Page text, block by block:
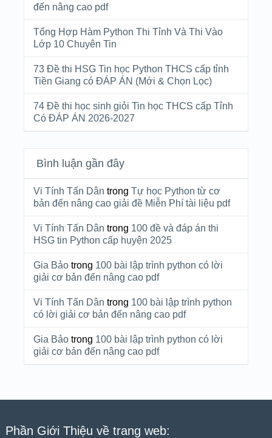
đến nâng cao pdf
Tổng Hợp Hàm Python Thi Tỉnh Và Thi Vào
Lớp 10 Chuyên Tin
73 Đề thi HSG Tin học Python THCS cấp tỉnh
Tiền Giang có ĐÁP ÁN (Mới & Chọn Lọc)
74 Đề thi học sinh giỏi Tin học THCS cấp Tỉnh
Có ĐÁP ÁN 2026-2027
Bình luận gần đây
Vi Tính Tấn Dân trong Tự học Python từ cơ
bản đến nâng cao giải đề Miễn Phí tài liệu pdf
Vi Tính Tấn Dân trong 100 đề và đáp án thi
HSG tin Python cấp huyện 2025
Gia Bảotrong 100 bài lập trình python có lời
giải cơ bản đến nâng cao pdf
Vi Tính Tấn Dân trong 100 bài lập trình python
có lời giải cơ bản đến nâng cao pdf
Gia Bảotrong 100 bài lập trình python có lời
giải cơ bản đến nâng cao pdf
Phần Giới Thiệu về trang web: